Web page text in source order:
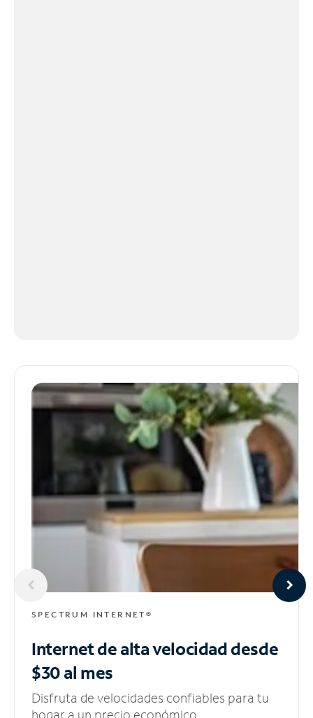
SPECTRUM INTERNET®
Internet de alta velocidaddesde
$30 al mes
Disfruta de velocidades confiables para tu
hogar a un precio económico.